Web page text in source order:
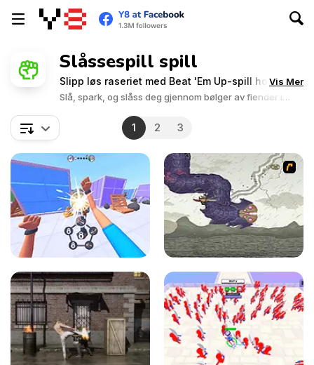
Slåssespill spill
Slipp løs raseriet med Beat 'Em Up-spill hos Y8!
Slå, spark, og slåss deg gjennom bølger av fiender i
Vis Mer
1 2 3